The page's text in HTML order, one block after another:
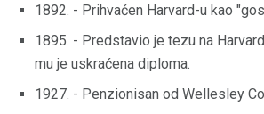
1892. - Prihvaćen Harvard-u kao
1895. - Predstavio je tezu na
mu je uskraćena diploma.
1927. - Penzionisan od Wellesley